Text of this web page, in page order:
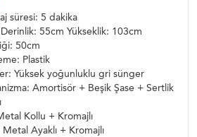
süresi: 5 dakika
55cm Yükseklik: 103cm
50cm
Plastik
Yüksek yoğunluklu gri sünger
Amortisör + Beşik Şase + Sertlik
Kollu + Kromajlı
Metal Ayaklı + Kromajlı